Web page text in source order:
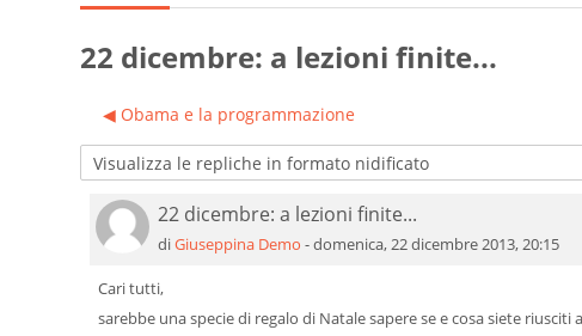
22 dicembre: a lezioni finite...
◀︎ Obama e la programmazione
22 dicembre: a lezioni finite...
diGiuseppina Demo -domenica, 22 dicembre 2013, 20:15
Numero di risposte: 1
Cari tutti,
sarebbe una specie di regalo di Natale sapere se e cosa siete